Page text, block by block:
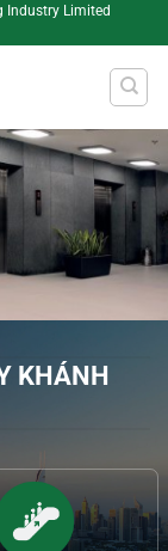
Industry Limited
KHÁNH